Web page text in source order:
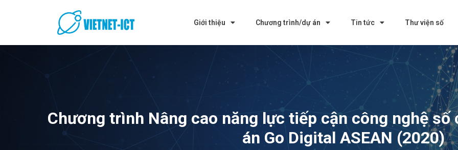
Giới thiệu Chương trình/dự án Tin tức Thư viện số
Chương trình Nâng cao năng lực tiếp cận công nghệ số
án Go Digital ASEAN (2020)